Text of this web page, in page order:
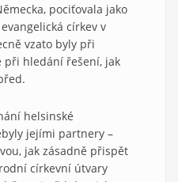
pociťovala jako
církev v
vzato byly při
při hledání řešení, jak
helsinské
jejími partnery –
jak zásadně přispět
církevní útvary